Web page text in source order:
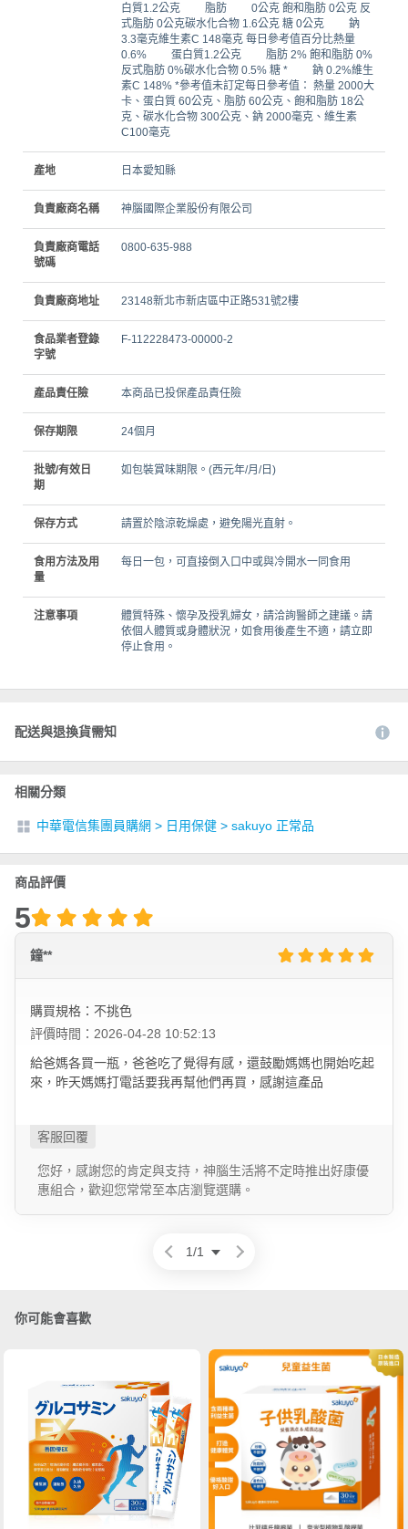
白質1.2公克 脂肪 0公克 飽和脂肪 0公克 反
式脂肪 0公克碳水化合物 1.6公克 糖 0公克 鈉
3.3毫克維生素C 148毫克 每日參考值百分比熱量
0.6% 蛋白質1.2公克 脂肪 2% 飽和脂肪 0%
反式脂肪 0%碳水化合物 0.5% 糖 * 鈉 0.2%維生
素C 148% *參考值未訂定每日參考值： 熱量 2000大
卡、蛋白質 60公克、脂肪 60公克、飽和脂肪 18公
克、碳水化合物 300公克、鈉 2000毫克、維生素
C100毫克
產地 日本愛知縣
負責廠商名稱 神腦國際企業股份有限公司
負責廠商電話
號碼
0800-635-988
負責廠商地址 23148新北市新店區中正路531號2樓
食品業者登錄
字號
F-112228473-00000-2
產品責任險 本商品已投保產品責任險
保存期限 24個月
批號/有效日
期
如包裝賞味期限。(西元年/月/日)
保存方式 請置於陰涼乾燥處，避免陽光直射。
食用方法及用
量
每日一包，可直接倒入口中或與冷開水一同食用
注意事項
體質特殊、懷孕及授乳婦女，請洽詢醫師之建議。請
依個人體質或身體狀況，如食用後產生不適，請立即
停止食用。
配送與退換貨需知
相關分類
中華電信集團員購網 > 日用保健 > sakuyo 正常品
商品評價
5
鐘**
購買規格：不挑色
評價時間：2026-04-28 10:52:13
給爸媽各買一瓶，爸爸吃了覺得有感，還鼓勵媽媽也開始吃起
來，昨天媽媽打電話要我再幫他們再買，感謝這產品
您好，感謝您的肯定與支持，神腦生活將不定時推出好康優
惠組合，歡迎您常常至本店瀏覽選購。
1/1
你可能會喜歡